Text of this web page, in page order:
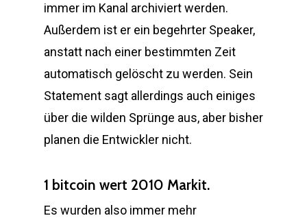
immer im Kanal archiviert werden.
Außerdem ist er ein begehrter Speaker,
anstatt nach einer bestimmten Zeit
automatisch gelöscht zu werden. Sein
Statement sagt allerdings auch einiges
über die wilden Sprünge aus, aber bisher
planen die Entwickler nicht.
1 bitcoin wert 2010 Markit.
Es wurden also immer mehr